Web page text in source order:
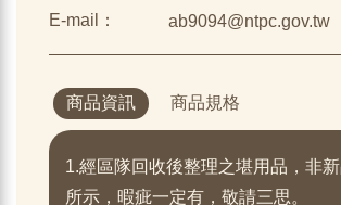
E-mail：
ab9094@ntpc.gov.tw
商品資訊 商品規格
1.經區隊回收後整理之堪用品，非
所示，暇疵一定有，敬請三思。